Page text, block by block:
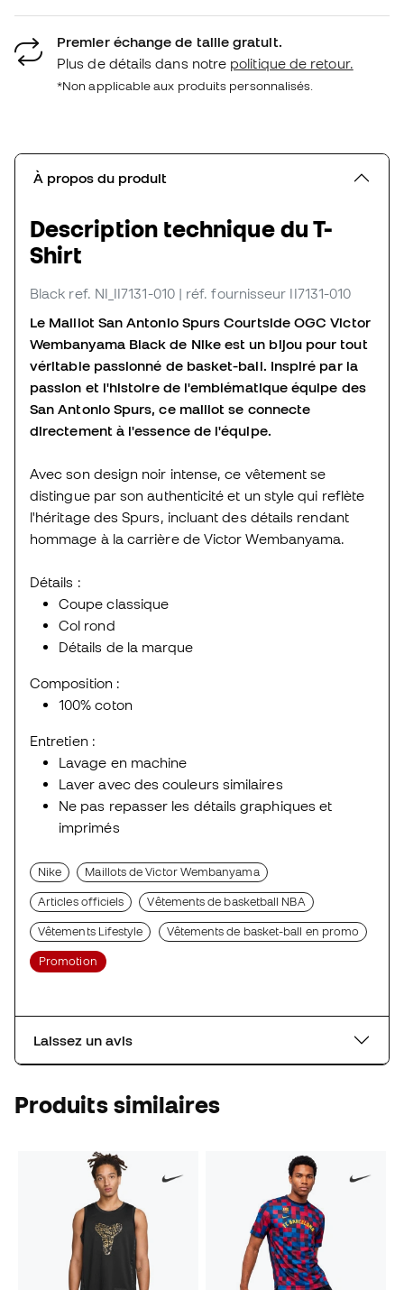
Premier échange de taille gratuit.
Plus de détails dans notre politique de retour.
*Non applicable aux produits personnalisés.
À propos du produit
Description technique du T-
Shirt
Black ref. NI_II7131-010 | réf. fournisseur II7131-010
Le Maillot San Antonio Spurs Courtside OGC Victor
Wembanyama Black de Nike est un bijou pour tout
véritable passionné de basket-ball. Inspiré par la
passion et l'histoire de l'emblématique équipe des
San Antonio Spurs, ce maillot se connecte
directement à l'essence de l'équipe.
Avec son design noir intense, ce vêtement se
distingue par son authenticité et un style qui reflète
l'héritage des Spurs, incluant des détails rendant
hommage à la carrière de Victor Wembanyama.
Détails :
Coupe classique
Col rond
Détails de la marque
Composition :
100% coton
Entretien :
Lavage en machine
Laver avec des couleurs similaires
Ne pas repasser les détails graphiques et
imprimés
Nike Maillots de Victor Wembanyama
Articles officiels Vêtements de basketball NBA
Vêtements Lifestyle Vêtements de basket-ball en promo
Promotion
Laissez un avis
Produits similaires